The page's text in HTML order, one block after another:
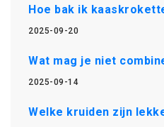
Hoe bak ik
2025-09-20
Wat mag je niet
2025-09-14
Welke kruiden zijn